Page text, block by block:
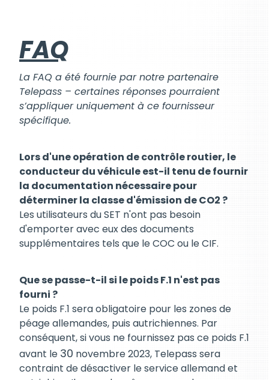
FAQ
La FAQ a été fournie par notre partenaire
Telepass – certaines réponses pourraient
s’appliquer uniquement à ce fournisseur
spécifique.
Lors d'une opération de contrôle routier, le
conducteur du véhicule est-il tenu de fournir
la documentation nécessaire pour
déterminer la classe d'émission de CO2 ?
Les utilisateurs du SET n'ont pas besoin
d'emporter avec eux des documents
supplémentaires tels que le COC ou le CIF.
Que se passe-t-il si le poids F.1 n'est pas
fourni ?
Le poids F.1 sera obligatoire pour les zones de
péage allemandes, puis autrichiennes. Par
conséquent, si vous ne fournissez pas ce poids F.1
avant le 30 novembre 2023, Telepass sera
contraint de désactiver le service allemand et